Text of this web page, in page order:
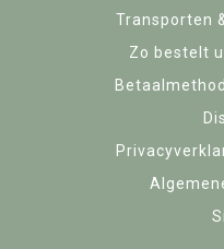
Transporten
Zo bestelt